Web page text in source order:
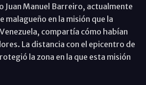
Juan Manuel Barreiro, actualmente
malagueño en la misión que la
compartía cómo habían
La distancia con el epicentro de
la zona en la que esta misión